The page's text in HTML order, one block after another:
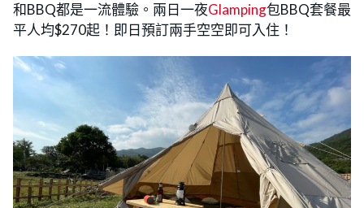
和BBQ都是一流體驗。兩日一夜Glamping包BBQ套餐最
平人均$270起！即日預訂兩手空空即可入住！